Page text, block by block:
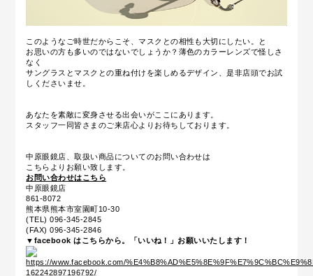
このようなご時世だからこそ、マスクとの相性も大切にしたい。と
お思いの方も多いのではないでしょうか？薄色のカラーレンズで怪しさ
なく
サングラスとマスクとの重ね付けを楽しめるデザイン、是非店頭でお試
しくださいませ。
あなたを素敵に変身させる出会いがここにあります。
スタッフ一同皆さまのご来店心よりお待ちしております。
中原眼鏡店、取扱い商品についてのお問い合わせは
こちらよりお願い致します。
お問い合わせはこちら
中原眼鏡店
861-8072
熊本県熊本市室園町10-30
(TEL) 096-345-2845
(FAX) 096-345-2846
▼facebook はこちらから。「いいね！」お願いいたします！